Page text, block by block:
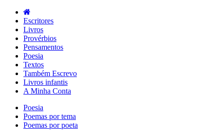
Escritores
Livros
Provérbios
Pensamentos
Poesia
Textos
Também Escrevo
Livros infantis
A Minha Conta
Poesia
Poemas por tema
Poemas por poeta